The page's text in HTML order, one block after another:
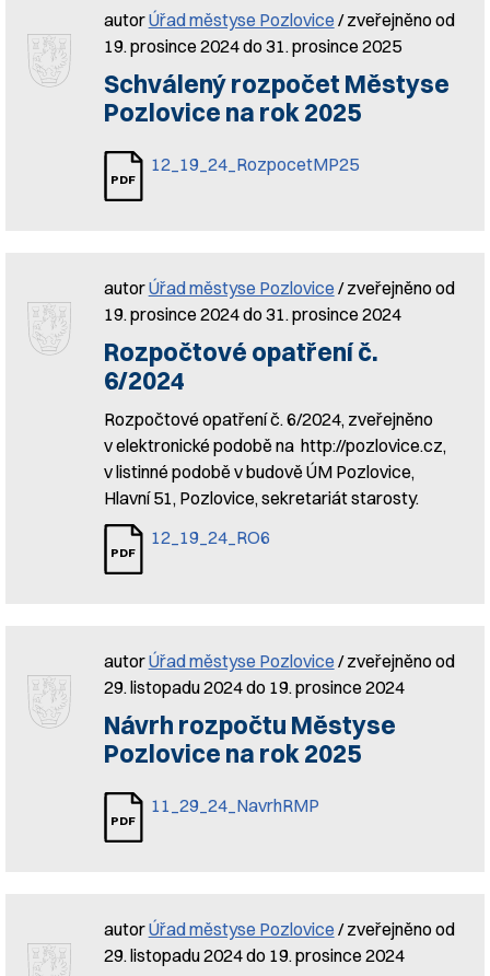
autorÚřad městyse Pozlovice / zveřejněno od
19. prosince 2024 do 31. prosince 2025
Schválený rozpočet Městyse
Pozlovice na rok 2025
12_19_24_RozpocetMP25
autorÚřad městyse Pozlovice / zveřejněno od
19. prosince 2024 do 31. prosince 2024
Rozpočtové opatření č.
6/2024
Rozpočtové opatření č. 6/2024, zveřejněno
v elektronické podobě na http://pozlovice.cz,
v listinné podobě v budově ÚM Pozlovice,
Hlavní 51, Pozlovice, sekretariát starosty.
12_19_24_RO6
autorÚřad městyse Pozlovice / zveřejněno od
29. listopadu 2024 do 19. prosince 2024
Návrh rozpočtu Městyse
Pozlovice na rok 2025
11_29_24_NavrhRMP
autorÚřad městyse Pozlovice / zveřejněno od
29. listopadu 2024 do 19. prosince 2024